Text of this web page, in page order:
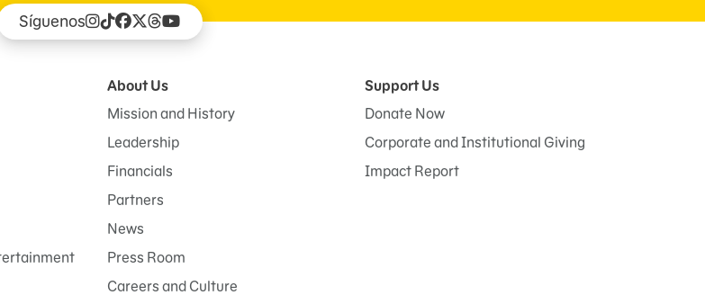
Síguenos
About Us
Mission and History
Leadership
Financials
Partners
News
Press Room
Careers and Culture
Support Us
Donate Now
Corporate and Institutional Giving
Impact Report